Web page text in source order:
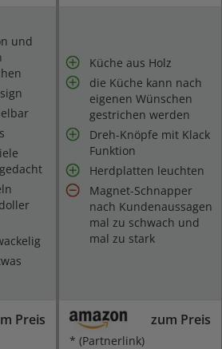
und
Küche aus Holz
die Küche kann nach
eigenen Wünschen
gestrichen werden
Dreh-Knöpfe mit Klack
Funktion
Herdplatten leuchten
Magnet-Schnapper
nach Kundenaussagen
mal zu schwach und
mal zu stark
Preis zum Preis
* (Partnerlink)